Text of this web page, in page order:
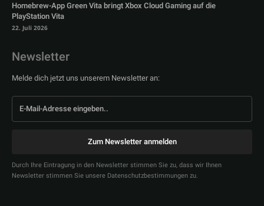
Homebrew-App Green Vita bringt Xbox Cloud Gaming auf die
PlayStation Vita
22. Juli 2026
Newsletter
Melde dich jetzt uns unserem Newsletter an:
Zum Newsletter anmelden
Durch Ihre Eintragung in den Newsletter stimmen Sie zu, dass wir Ihnen
Newsletter stimmen Sie unsere Datenschutzbestimmungen zu.